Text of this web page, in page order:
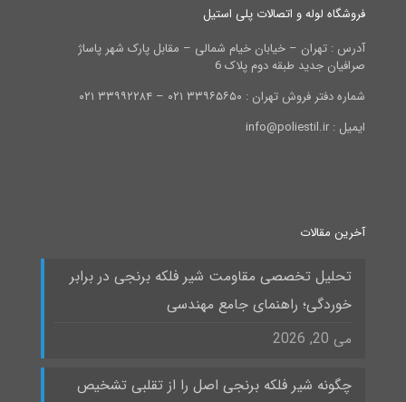
فروشگاه لوله و اتصالات پلی استیل
آدرس : تهران – خیابان خیام شمالی – مقابل پارک شهر پاساژ
صرافیان جدید طبقه دوم پلاک 6
شماره دفتر فروش تهران : ۳۳۹۶۵۶۵۰ ۰۲۱ – ۳۳۹۹۲۲۸۴ ۰۲۱
ایمیل : info@poliestil.ir
آخرین مقالات
تحلیل تخصصی مقاومت شیر فلکه برنجی در برابر
خوردگی؛ راهنمای جامع مهندسی
می 20, 2026
چگونه شیر فلکه برنجی اصل را از تقلبی تشخیص